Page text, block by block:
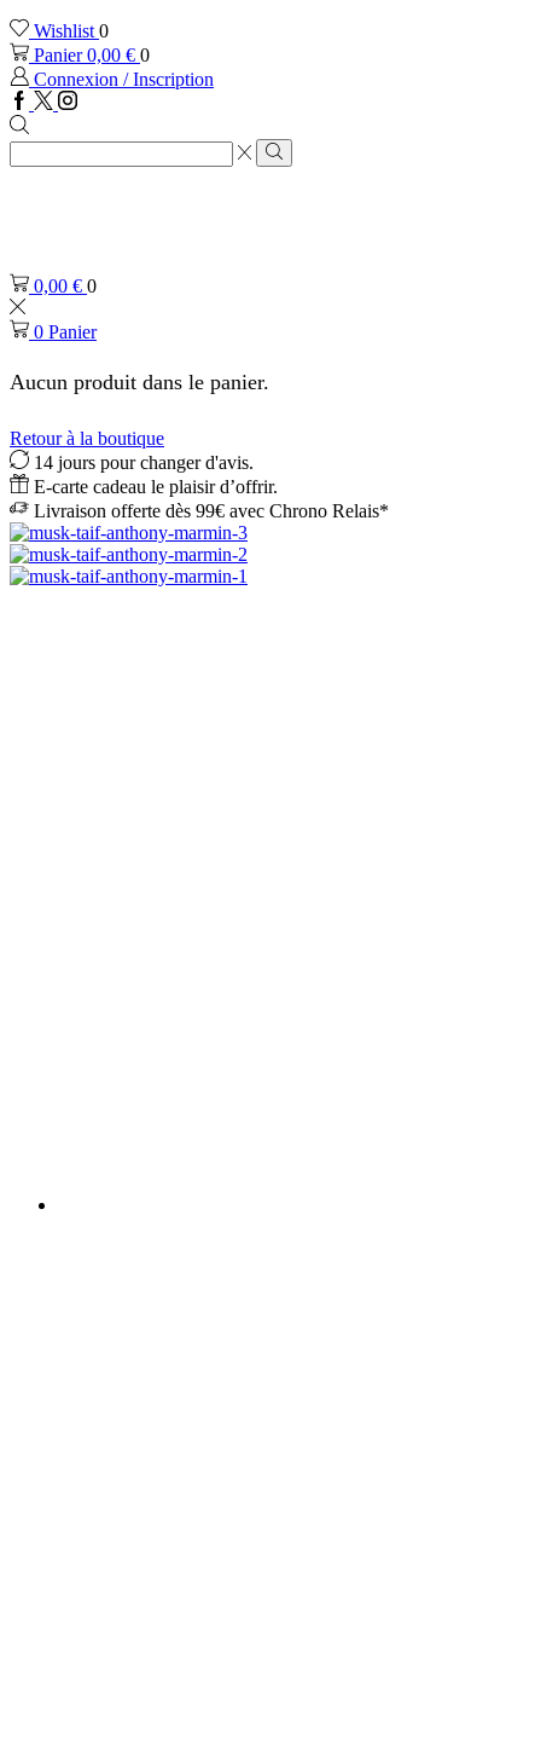
Wishlist 0
Panier0,00 € 0
Connexion / Inscription
Facebook
TwitterInstagram
Zone
de
Rechercher
0,00 € 0
0 Panier
Aucun produit dans le panier.
Retour à la boutique
14 jours pour changer d'avis.
E-carte cadeau le plaisir d’offrir.
Livraison offerte dès 99€ avec Chrono Relais*